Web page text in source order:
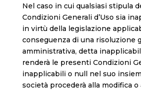
Nel caso in cui qualsiasi stipula
Condizioni Generali d’Uso sia
in virtù della legislazione
conseguenza di una risoluzione
amministrativa, detta
renderà le presenti Condizioni
inapplicabili o null nel suo
società procederà alla modifica